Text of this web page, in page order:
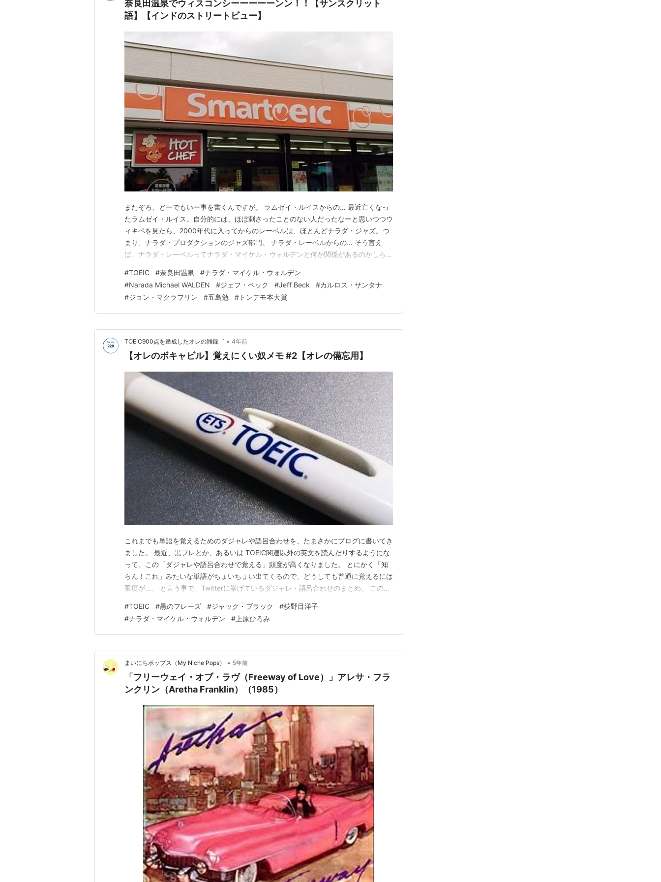
奈良田温泉でウィスコンシーーーーーンン！！【サンスクリット
語】【インドのストリートビュー】
またぞろ、どーでもいー事を書くんですが。 ラムゼイ・ルイスからの… 最近亡くなっ
たラムゼイ・ルイス。自分的には、ほぼ刺さったことのない人だったなーと思いつつウ
ィキペを見たら、2000年代に入ってからのレーベルは、ほとんどナラダ・ジャズ。つ
まり、ナラダ・プロダクションのジャズ部門。 ナラダ・レーベルからの… そう言え
ば、ナラダ・レーベルってナラダ・マイケル・ウォルデンと何か関係があるのかしら
ベル、設立されたのはミルウォーキー。つまり、ウィスコンシン州！ ウィスコンシー
ーーーーンン！！ｗｗｗ まぁ、それはともかく、今でこ…
#TOEIC #奈良田温泉 #ナラダ・マイケル・ウォルデン
#Narada Michael WALDEN #ジェフ・ベック #Jeff Beck #カルロス・サンタナ
#ジョン・マクラフリン #五島勉 # トンデモ本大賞
TOEIC900点を達成したオレの雑録゛ • 4年前
【オレのボキャビル】覚えにくい奴メモ #2【オレの備忘用】
これまでも単語を覚えるためのダジャレや語呂合わせを、たまさかにブログに書いてき
ました。 最近、黒フレとか、あるいは TOEIC関連以外の英文を読んだりするようにな
って、この「ダジャレや語呂合わせで覚える」頻度が高くなりました。 とにかく「知
らん！これ」みたいな単語がちょいちょい出てくるので、どうしても普通に覚えるには
限度が…。 と言う事で、Twitterに挙げているダジャレ・語呂合わせのまとめ。 この手
私の場合は、とにかく「オレが覚えられればいい」と言う気持ちで作っています。ダジ
ャレの精度は無視。いや、むしろ転調と変…
#TOEIC #黒のフレーズ #ジャック・ブラック #荻野目洋子
#ナラダ・マイケル・ウォルデン # 上原ひろみ
まいにちポップス（My Niche Pops） • 5年前
「フリーウェイ・オブ・ラヴ（Freeway of Love）」アレサ・フラ
ンクリン（Aretha Franklin）（1985）